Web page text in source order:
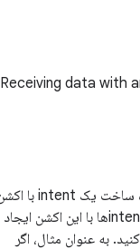
Receiving data with
، شما فیلترهای intent را برای دریافت intentها با این اکشن ایجاد
به عنوان مثال، اگر